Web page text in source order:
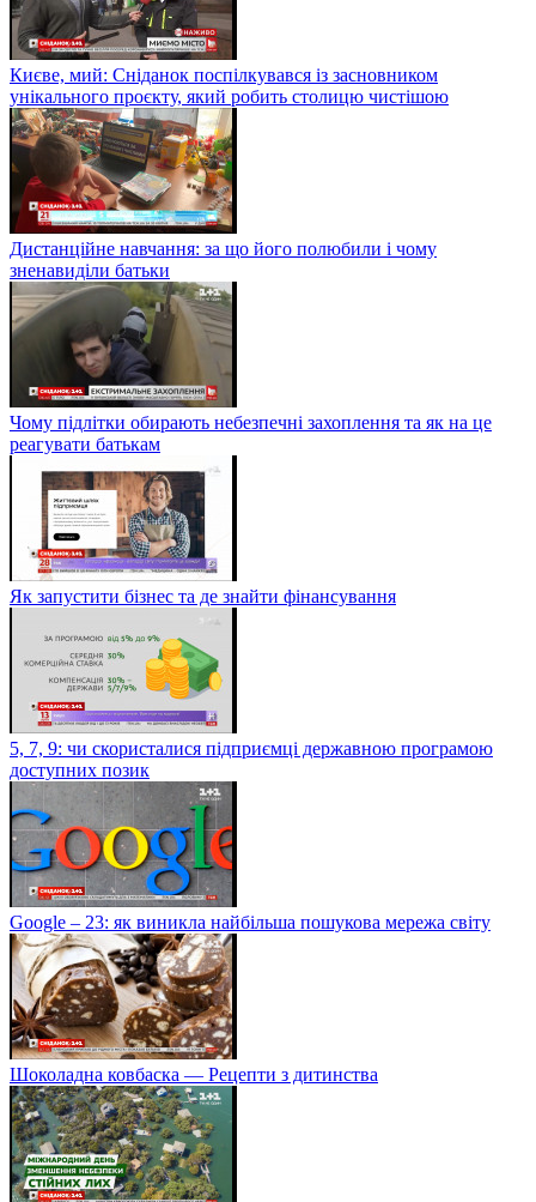
Києве, мий: Сніданок поспілкувався із засновником
унікального проєкту, який робить столицю чистішою
Дистанційне навчання: за що його полюбили і чому
зненавиділи батьки
Чому підлітки обирають небезпечні захоплення та як на це
реагувати батькам
Як запустити бізнес та де знайти фінансування
5, 7, 9: чи скористалися підприємці державною програмою
доступних позик
Google – 23: як виникла найбільша пошукова мережа світу
Шоколадна ковбаска — Рецепти з дитинства